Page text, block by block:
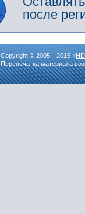
после
Copyright © 2005—2015 «
Перепечатка материала